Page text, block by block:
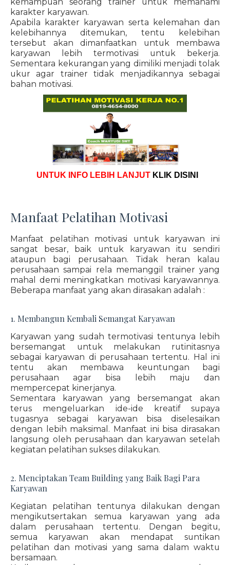
karakter karyawan.
Apabila karakter karyawan serta kelemahan dan
kelebihannya ditemukan, tentu kelebihan
tersebut akan dimanfaatkan untuk membawa
karyawan lebih termotivasi untuk bekerja.
Sementara kekurangan yang dimiliki menjadi tolak
ukur agar trainer tidak menjadikannya sebagai
bahan motivasi.
UNTUK INFO LEBIH LANJUT KLIK DISINI
Manfaat Pelatihan Motivasi
Manfaat pelatihan motivasi untuk karyawan ini
sangat besar, baik untuk karyawan itu sendiri
ataupun bagi perusahaan. Tidak heran kalau
perusahaan sampai rela memanggil trainer yang
mahal demi meningkatkan motivasi karyawannya.
Beberapa manfaat yang akan dirasakan adalah :
1. Membangun Kembali Semangat Karyawan
Karyawan yang sudah termotivasi tentunya lebih
bersemangat untuk melakukan rutinitasnya
sebagai karyawan di perusahaan tertentu. Hal ini
tentu akan membawa keuntungan bagi
perusahaan agar bisa lebih maju dan
mempercepat kinerjanya.
Sementara karyawan yang bersemangat akan
terus mengeluarkan ide-ide kreatif supaya
tugasnya sebagai karyawan bisa diselesaikan
dengan lebih maksimal. Manfaat ini bisa dirasakan
langsung oleh perusahaan dan karyawan setelah
kegiatan pelatihan sukses dilakukan.
2. Menciptakan Team Building yang Baik Bagi Para
Karyawan
Kegiatan pelatihan tentunya dilakukan dengan
mengikutsertakan semua karyawan yang ada
dalam perusahaan tertentu. Dengan begitu,
semua karyawan akan mendapat suntikan
pelatihan dan motivasi yang sama dalam waktu
bersamaan.